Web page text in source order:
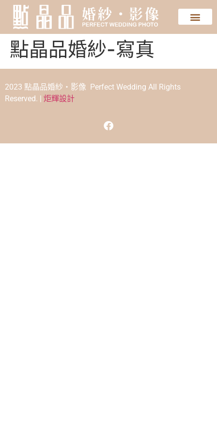
點晶品婚紗-寫真
2023 點晶品婚紗‧影像 Perfect Wedding All Rights
Reserved. | 炬輝設計